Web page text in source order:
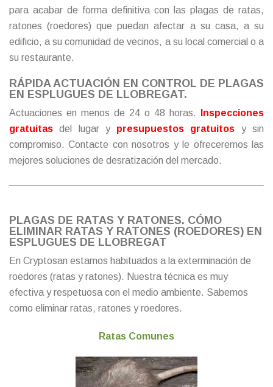
para acabar de forma definitiva con las plagas de ratas,
ratones (roedores) que puedan afectar a su casa, a su
edificio, a su comunidad de vecinos, a su local comercial o a
su restaurante.
RÁPIDA ACTUACIÓN EN CONTROL DE PLAGAS
EN ESPLUGUES DE LLOBREGAT.
Actuaciones en menos de 24 o 48 horas.
Inspecciones
gratuitas del lugar y presupuestos gratuitos y sin
compromiso.Contacte con nosotros y le ofreceremos las
mejores soluciones de desratización del mercado.
PLAGAS DE RATAS Y RATONES. CÓMO
ELIMINAR RATAS Y RATONES (ROEDORES) EN
ESPLUGUES DE LLOBREGAT
En Cryptosan estamos habituados a la exterminación de
roedores (ratas y ratones). Nuestra técnica es muy
efectiva y respetuosa con el medio ambiente. Sabemos
como eliminar ratas, ratones y roedores.
Ratas Comunes